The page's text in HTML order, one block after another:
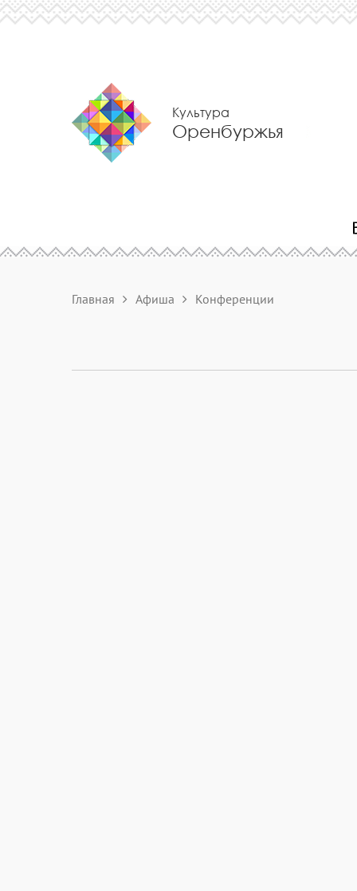
Культура
Оренбуржья
Главная Афиша Конференции